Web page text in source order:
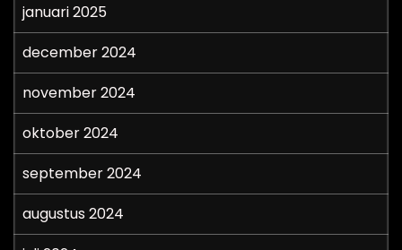
januari 2025
december 2024
november 2024
oktober 2024
september 2024
augustus 2024